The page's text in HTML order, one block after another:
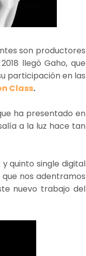
son productores
llegó Gaho, que
participación en las
Class.
ha presentado en
a la luz hace tan
quinto single digital
nos adentramos
nuevo trabajo del